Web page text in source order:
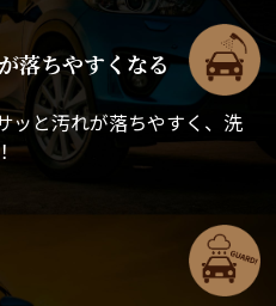
落ちやすくなる
ッと汚れが落ちやすく、洗